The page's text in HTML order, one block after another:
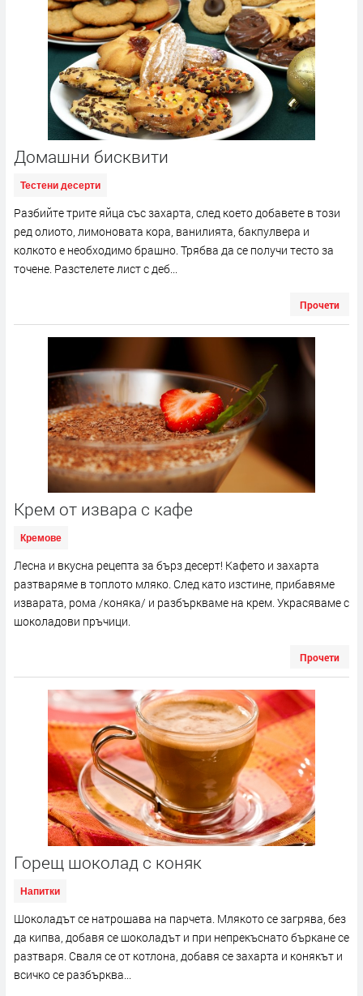
Домашни бисквити
Тестени десерти
Разбийте трите яйца със захарта, след което добавете в този
ред олиото, лимоновата кора, ванилията, бакпулвера и
колкото е необходимо брашно. Трябва да се получи тесто за
точене. Разстелете лист с деб...
Прочети
Крем от извара с кафе
Кремове
Лесна и вкусна рецепта за бърз десерт! Кафето и захарта
разтваряме в топлото мляко. След като изстине, прибавяме
изварата, рома /коняка/ и разбъркваме на крем. Украсяваме с
шоколадови пръчици.
Прочети
Горещ шоколад с коняк
Напитки
Шоколадът се натрошава на парчета. Млякото се загрява, без
да кипва, добавя се шоколадът и при непрекъснато бъркане се
разтваря. Сваля се от котлона, добавя се захарта и конякът и
всичко се разбърква...